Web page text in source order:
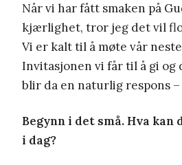
Når vi har fått smaken på
kjærlighet, tror jeg det vil
Vi er kalt til å møte vår
Invitasjonen vi får til å gi og
blir da en naturlig respons
Begynn i det små. Hva kan
i dag?